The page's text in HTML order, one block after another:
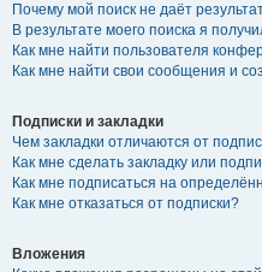
Почему мой поиск не даёт
В результате моего поиска я
Как мне найти пользователя
Как мне найти свои сообщения и
Подписки и закладки
Чем закладки отличаются от
Как мне сделать закладку или
Как мне подписаться на
Как мне отказаться от подписки?
Вложения